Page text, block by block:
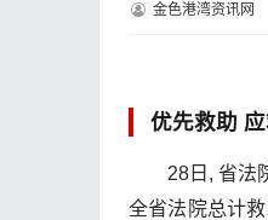
金色港湾资讯网
优先救助
28日, 省法
全省法院总计